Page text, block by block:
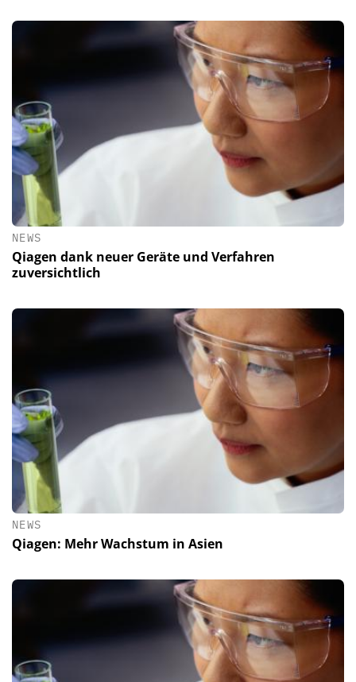
NEWS
Qiagen dank neuer Geräte und Verfahren
zuversichtlich
NEWS
Qiagen: Mehr Wachstum in Asien